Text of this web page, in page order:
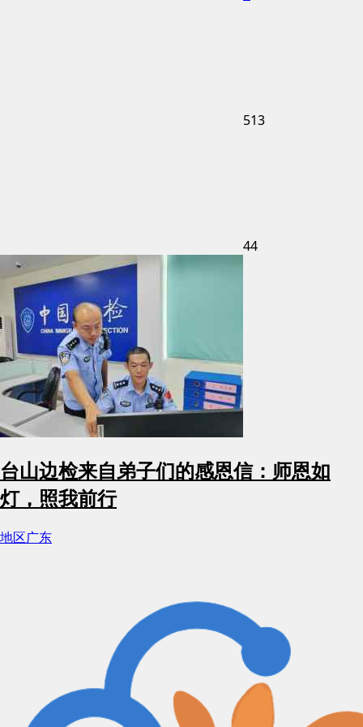
513
44
台山边检来自弟子们的感恩信：师恩如
灯，照我前行
地区广东